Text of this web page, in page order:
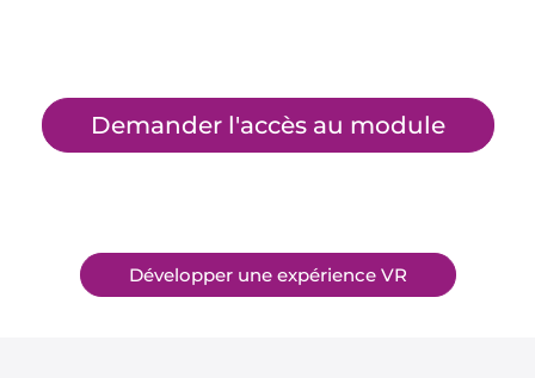
Demander l'accès au module
Développer une expérience VR